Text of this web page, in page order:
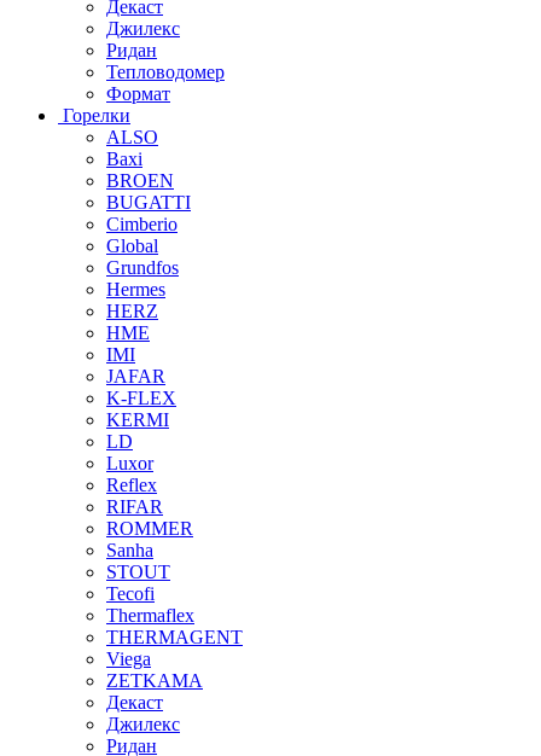
Декаст
Джилекс
Ридан
Тепловодомер
Формат
Горелки
ALSO
Baxi
BROEN
BUGATTI
Cimberio
Global
Grundfos
Hermes
HERZ
HME
IMI
JAFAR
K-FLEX
KERMI
LD
Luxor
Reflex
RIFAR
ROMMER
Sanha
STOUT
Tecofi
Thermaflex
THERMAGENT
Viega
ZETKAMA
Декаст
Джилекс
Ридан